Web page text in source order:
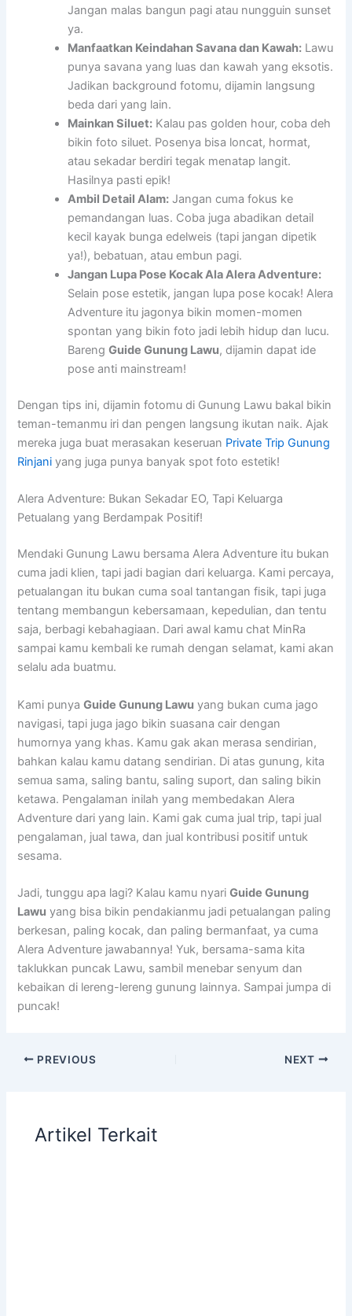
Jangan malas bangun pagi atau nungguin sunset
ya.
Manfaatkan Keindahan Savana dan Kawah: Lawu
punya savana yang luas dan kawah yang eksotis.
Jadikan background fotomu, dijamin langsung
beda dari yang lain.
Mainkan Siluet: Kalau pas golden hour, coba deh
bikin foto siluet. Posenya bisa loncat, hormat,
atau sekadar berdiri tegak menatap langit.
Hasilnya pasti epik!
Ambil Detail Alam: Jangan cuma fokus ke
pemandangan luas. Coba juga abadikan detail
kecil kayak bunga edelweis (tapi jangan dipetik
ya!), bebatuan, atau embun pagi.
Jangan Lupa Pose Kocak Ala Alera Adventure:
Selain pose estetik, jangan lupa pose kocak! Alera
Adventure itu jagonya bikin momen-momen
spontan yang bikin foto jadi lebih hidup dan lucu.
BarengGuide Gunung Lawu, dijamin dapat ide
pose anti mainstream!
Dengan tips ini, dijamin fotomu di Gunung Lawu bakal bikin
teman-temanmu iri dan pengen langsung ikutan naik. Ajak
mereka juga buat merasakan keseruan Private Trip Gunung
Rinjani yang juga punya banyak spot foto estetik!
Alera Adventure: Bukan Sekadar EO, Tapi Keluarga
Petualang yang Berdampak Positif!
Mendaki Gunung Lawu bersama Alera Adventure itu bukan
cuma jadi klien, tapi jadi bagian dari keluarga. Kami percaya,
petualangan itu bukan cuma soal tantangan fisik, tapi juga
tentang membangun kebersamaan, kepedulian, dan tentu
saja, berbagi kebahagiaan. Dari awal kamu chat MinRa
sampai kamu kembali ke rumah dengan selamat, kami akan
selalu ada buatmu.
Kami punyaGuide Gunung Lawu yang bukan cuma jago
navigasi, tapi juga jago bikin suasana cair dengan
humornya yang khas. Kamu gak akan merasa sendirian,
bahkan kalau kamu datang sendirian. Di atas gunung, kita
semua sama, saling bantu, saling suport, dan saling bikin
ketawa. Pengalaman inilah yang membedakan Alera
Adventure dari yang lain. Kami gak cuma jual trip, tapi jual
pengalaman, jual tawa, dan jual kontribusi positif untuk
sesama.
Jadi, tunggu apa lagi? Kalau kamu nyariGuide Gunung
Lawu yang bisa bikin pendakianmu jadi petualangan paling
berkesan, paling kocak, dan paling bermanfaat, ya cuma
Alera Adventure jawabannya! Yuk, bersama-sama kita
taklukkan puncak Lawu, sambil menebar senyum dan
kebaikan di lereng-lereng gunung lainnya. Sampai jumpa di
puncak!
PREVIOUS NEXT
Artikel Terkait